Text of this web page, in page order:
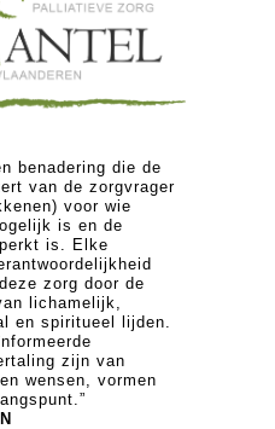
benadering die de
van de zorgvrager
voor wie
is en de
is. Elke
zorg door de
lichamelijk,
en spiritueel lijden.
zijn van
wensen, vormen